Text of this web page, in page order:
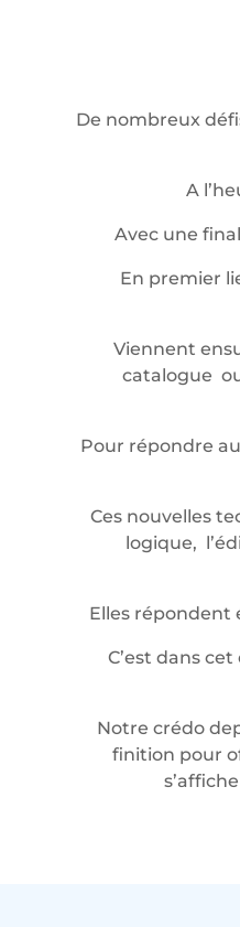
De nombreux
A
Avec une
En premier
Viennent
catalogue
Pour répondre
Ces nouvelles
logique,
Elles répondent
C’est dans
Notre crédo
finition pour